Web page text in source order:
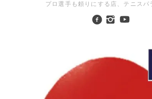
プロ選手も頼りにする店、テニスパ